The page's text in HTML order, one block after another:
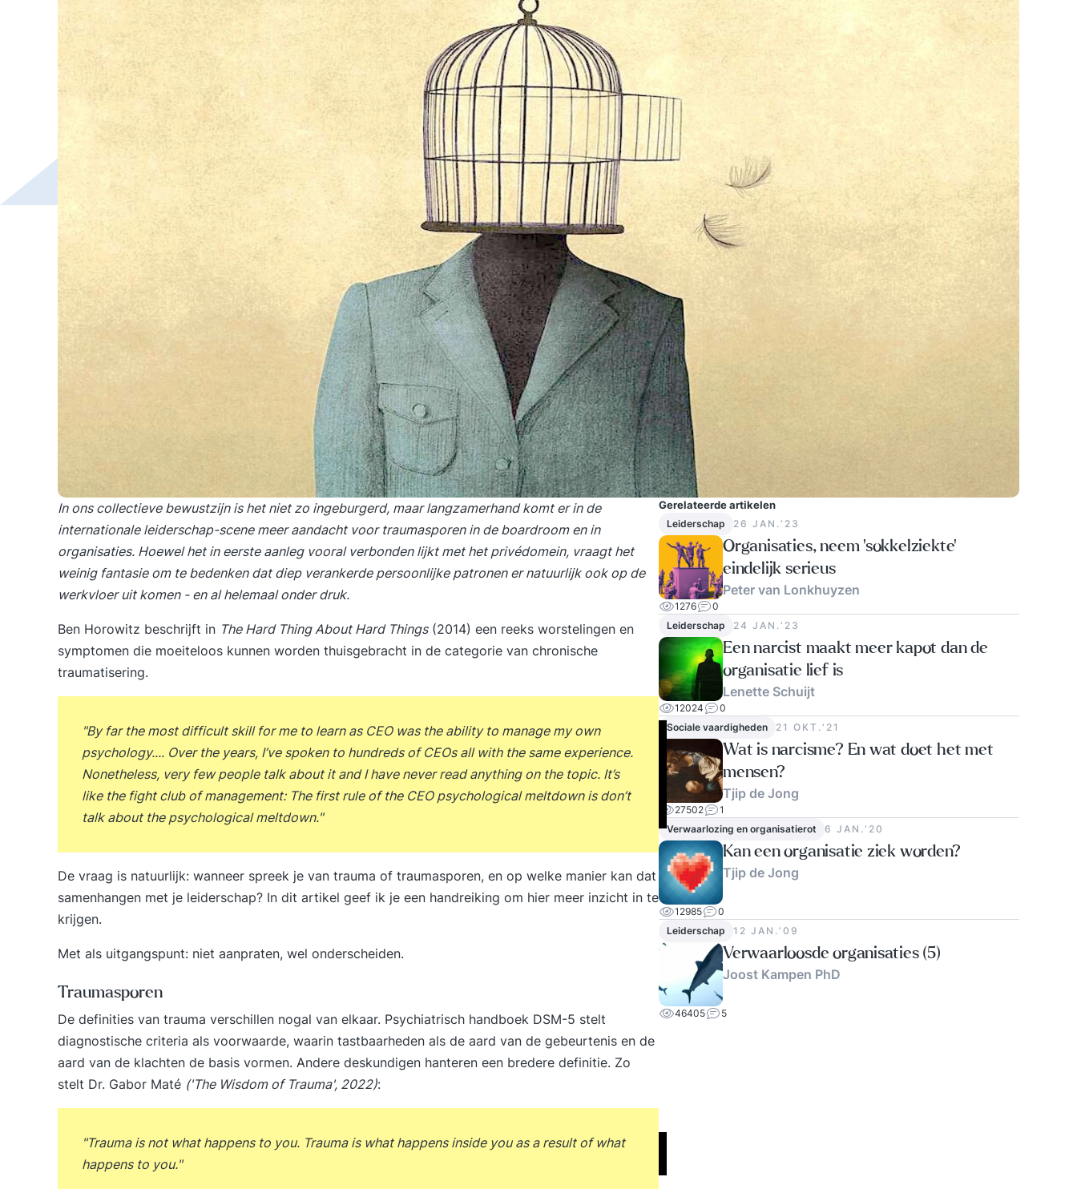
In ons collectieve bewustzijn is het niet zo ingeburgerd, maar langzamerhand komt er in de
internationale leiderschap-scene meer aandacht voor traumasporen in de boardroom en in
organisaties. Hoewel het in eerste aanleg vooral verbonden lijkt met het privédomein, vraagt het
weinig fantasie om te bedenken dat diep verankerde persoonlijke patronen er natuurlijk ook op de
werkvloer uit komen - en al helemaal onder druk.
Ben Horowitz beschrijft in The Hard Thing About Hard Things(2014) een reeks worstelingen en
symptomen die moeiteloos kunnen worden thuisgebracht in de categorie van chronische
traumatisering.
"By far the most difficult skill for me to learn as CEO was the ability to manage my own
psychology.... Over the years, I’ve spoken to hundreds of CEOs all with the same experience.
Nonetheless, very few people talk about it and I have never read anything on the topic. It’s
like the fight club of management: The first rule of the CEO psychological meltdown is don’t
talk about the psychological meltdown."
De vraag is natuurlijk: wanneer spreek je van trauma of traumasporen, en op welke manier kan dat
samenhangen met je leiderschap? In dit artikel geef ik je een handreiking om hier meer inzicht in te
krijgen.
Met als uitgangspunt: niet aanpraten, wel onderscheiden.
Traumasporen
De definities van trauma verschillen nogal van elkaar. Psychiatrisch handboek DSM-5 stelt
diagnostische criteria als voorwaarde, waarin tastbaarheden als de aard van de gebeurtenis en de
aard van de klachten de basis vormen. Andere deskundigen hanteren een bredere definitie. Zo
stelt Dr. Gabor Maté ('The Wisdom of Trauma', 2022):
"Trauma is not what happens to you. Trauma is what happens inside you as a result of what
happens to you."
Gerelateerde artikelen
Leiderschap 26 JAN.‘23
Organisaties, neem ‘sokkelziekte’
eindelijk serieus
Peter van Lonkhuyzen
1276
0
Leiderschap
24 JAN.‘23
Een narcist maakt meer kapot dan de
organisatie lief is
Lenette Schuijt
12024
0
Sociale vaardigheden
21 OKT.‘21
Wat is narcisme? En wat doet het met
mensen?
Tjip de Jong
27502
1
Verwaarlozing en organisatierot
6 JAN.‘20
Kan een organisatie ziek worden?
Tjip de Jong
12985
0
Leiderschap
12 JAN.‘09
Verwaarloosde organisaties (5)
Joost Kampen PhD
46405 5